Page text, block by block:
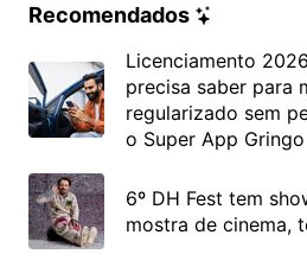
Recomendados
Licenciamento
precisa saber para
regularizado sem
o Super App Gringo
6º DH Fest tem
mostra de cinema,